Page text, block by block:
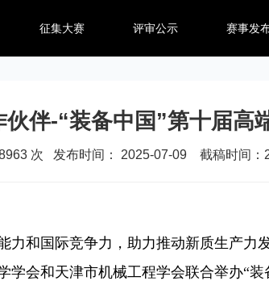
征集大赛 评审公示 赛事发
伴-“装备中国”第十届高
次 发布时间： 2025-07-09 截稿时间：
和国际竞争力，助力推动新质生产力
会和天津市机械工程学会联合举办“